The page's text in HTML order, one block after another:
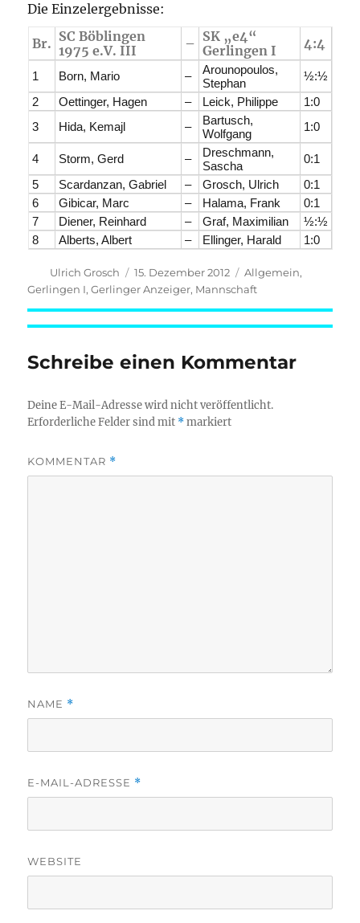
Die Einzelergebnisse:
Br. SC Böblingen
1975 e.V. III
– SK „e4“
Gerlingen I
4:4
1 Born, Mario –
Arounopoulos,
Stephan
½:½
2
Oettinger, Hagen – Leick, Philippe
1:0
3
Hida, Kemajl –
Bartusch,
Wolfgang
1:0
4 Storm, Gerd –
Dreschmann,
Sascha
0:1
5
Scardanzan, Gabriel – Grosch, Ulrich
0:1
6
Gibicar, Marc – Halama, Frank
0:1
7
Diener, Reinhard – Graf, Maximilian
½:½
8
Alberts, Albert – Ellinger, Harald 1:0
Autor
Ulrich Grosch
Veröffentlicht
am
15. Dezember 2012 Kategorien
Allgemein,
Gerlingen I,Gerlinger Anzeiger, Mannschaft
Schreibe einen Kommentar
Deine E-Mail-Adresse wird nicht veröffentlicht.
Erforderliche Felder sind mit *markiert
KOMMENTAR *
NAME *
E-MAIL-ADRESSE *
WEBSITE